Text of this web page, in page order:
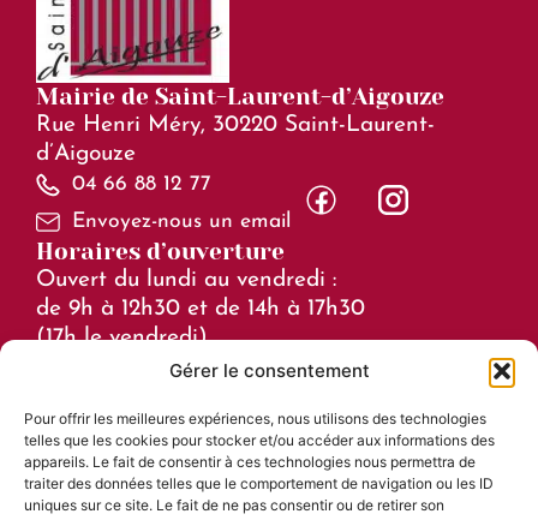
Gérer le consentement
Pour offrir les meilleures expériences, nous utilisons des technologies
telles que les cookies pour stocker et/ou accéder aux informations des
appareils. Le fait de consentir à ces technologies nous permettra de
traiter des données telles que le comportement de navigation ou les ID
uniques sur ce site. Le fait de ne pas consentir ou de retirer son
Mairie de Saint-Laurent-d’Aigouze
Rue Henri Méry, 30220 Saint-Laurent-
d’Aigouze
04 66 88 12 77
Envoyez-nous un email
Horaires d’ouverture
Ouvert du lundi au vendredi :
de 9h à 12h30 et de 14h à 17h30
(17h le vendredi)
de 8h à 15h
Liens utiles
Mentions légales